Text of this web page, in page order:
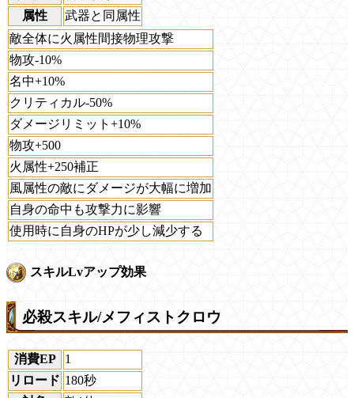
属性
武器と同属性
敵全体に火属性間接物理攻撃
物攻-10%
名中+10%
クリティカル-50%
ダメージリミット+10%
物攻+500
火属性+250補正
風属性の敵にダメージが大幅に増加
自身の命中も攻撃力に影響
使用時に自身のHPが少し減少する
スキルLvアップ効果
必殺スキル/メフィストクロウ
消費EP
1
リロード 180秒